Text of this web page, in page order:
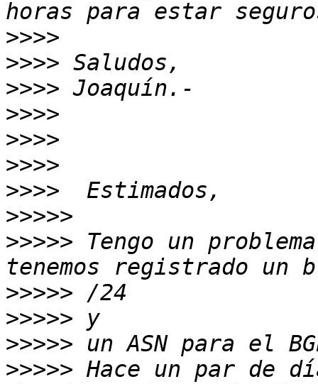
>>>>
>>>>
>>>>
>>>>
>>>>
>>>>
>>>>
>>>>>
>>>>> Tengo un
>>>>>
>>>>>
>>>>>
>>>>> Hace un par de